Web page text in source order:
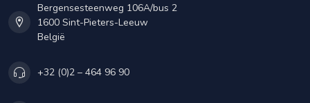
Bergensesteenweg 106A/bus 2
1600 Sint-Pieters-Leeuw
België
+32 (0)2 – 464 96 90